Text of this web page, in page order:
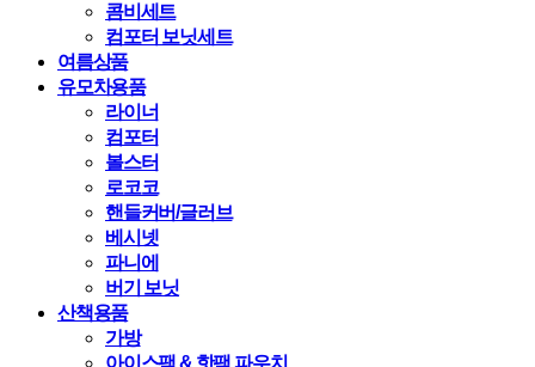
콤비세트
컴포터 보닛세트
여름상품
유모차용품
라이너
컴포터
볼스터
로코코
핸들커버/글러브
베시넷
파니에
버기 보닛
산책용품
가방
아이스팩 & 핫팩 파우치